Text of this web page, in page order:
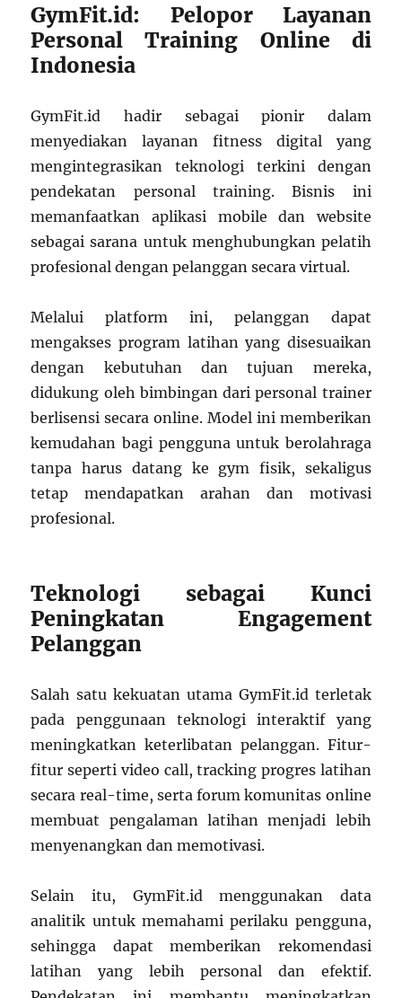
GymFit.id: Pelopor Layanan
Personal Training Online di
Indonesia
GymFit.id hadir sebagai pionir dalam
menyediakan layanan fitness digital yang
mengintegrasikan teknologi terkini dengan
pendekatan personal training. Bisnis ini
memanfaatkan aplikasi mobile dan website
sebagai sarana untuk menghubungkan pelatih
profesional dengan pelanggan secara virtual.
Melalui platform ini, pelanggan dapat
mengakses program latihan yang disesuaikan
dengan kebutuhan dan tujuan mereka,
didukung oleh bimbingan dari personal trainer
berlisensi secara online. Model ini memberikan
kemudahan bagi pengguna untuk berolahraga
tanpa harus datang ke gym fisik, sekaligus
tetap mendapatkan arahan dan motivasi
profesional.
Teknologi sebagai Kunci
Peningkatan Engagement
Pelanggan
Salah satu kekuatan utama GymFit.id terletak
pada penggunaan teknologi interaktif yang
meningkatkan keterlibatan pelanggan. Fitur-
fitur seperti video call, tracking progres latihan
secara real-time, serta forum komunitas online
membuat pengalaman latihan menjadi lebih
menyenangkan dan memotivasi.
Selain itu, GymFit.id menggunakan data
analitik untuk memahami perilaku pengguna,
sehingga dapat memberikan rekomendasi
latihan yang lebih personal dan efektif.